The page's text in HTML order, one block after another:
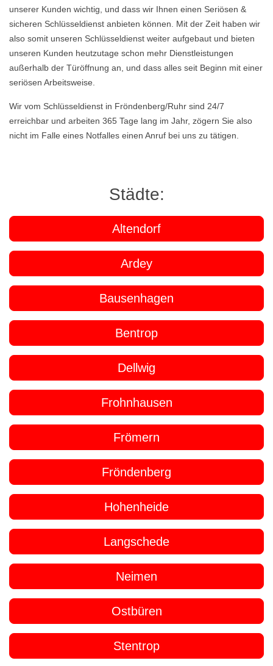
unserer Kunden wichtig, und dass wir Ihnen einen Seriösen &
sicheren Schlüsseldienst anbieten können. Mit der Zeit haben wir
also somit unseren Schlüsseldienst weiter aufgebaut und bieten
unseren Kunden heutzutage schon mehr Dienstleistungen
außerhalb der Türöffnung an, und dass alles seit Beginn mit einer
seriösen Arbeitsweise.
Wir vom Schlüsseldienst in Fröndenberg/Ruhr sind 24/7
erreichbar und arbeiten 365 Tage lang im Jahr, zögern Sie also
nicht im Falle eines Notfalles einen Anruf bei uns zu tätigen.
Städte:
Altendorf
Ardey
Bausenhagen
Bentrop
Dellwig
Frohnhausen
Frömern
Fröndenberg
Hohenheide
Langschede
Neimen
Ostbüren
Stentrop